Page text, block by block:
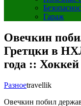
Гараж
Овечкин
Гретцки в
года ::
Разноеtravellik
Овечкин побил